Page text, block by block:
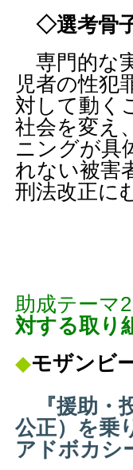
◇選考骨
専門的な
児者の性犯
対して動く
社会を変え
ニングが具
れない被害
刑法改正に
助成テーマ
対する取り
◆モザンビ
『援助
公正）を乗
アドボカシ